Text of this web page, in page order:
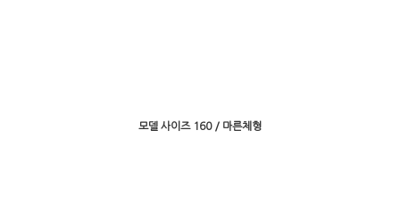
모델 사이즈 160 / 마른체형